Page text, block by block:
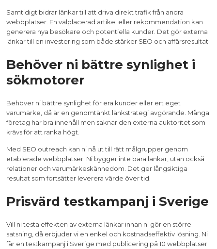
Samtidigt bidrar länkar till att driva direkt trafik från andra
webbplatser. En välplacerad artikel eller rekommendation kan
generera nya besökare och potentiella kunder. Det gör externa
länkar till en investering som både stärker SEO och affärsresultat.
Behöver ni bättre synlighet i
sökmotorer
Behöver ni bättre synlighet för era kunder eller ert eget
varumärke, då är en genomtänkt länkstrategi avgörande. Många
företag har bra innehåll men saknar den externa auktoritet som
krävs för att ranka högt.
Med SEO outreach kan ni nå ut till rätt målgrupper genom
etablerade webbplatser. Ni bygger inte bara länkar, utan också
relationer och varumärkeskännedom. Det ger långsiktiga
resultat som fortsätter leverera värde över tid.
Prisvärd testkampanj i Sverige
Vill ni testa effekten av externa länkar innan ni gör en större
satsning, då erbjuder vi en enkel och kostnadseffektiv lösning. Ni
får en testkampanj i Sverige med publicering på 10 webbplatser